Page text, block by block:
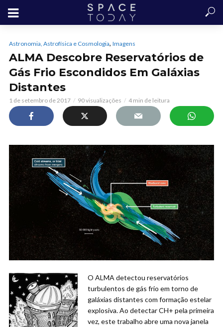
Astronomia, Astrofísica e Cosmologia, Imagens
ALMA Descobre Reservatórios de
Gás Frio Escondidos Em Galáxias
Distantes
1 de setembro de 2017 90 visualizações 4 min de leitura
O ALMA detectou reservatórios
turbulentos de gás frio em torno de
galáxias distantes com formação estelar
explosiva. Ao detectar CH+ pela primeira
vez, este trabalho abre uma nova janela